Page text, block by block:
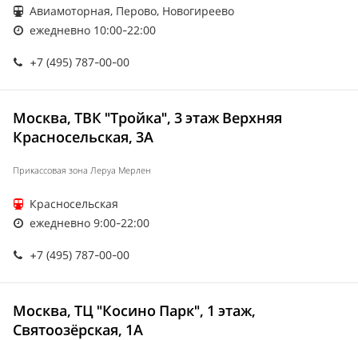
Авиамоторная, Перово, Новогиреево
ежедневно 10:00-22:00
+7 (495) 787-00-00
Москва, ТВК "Тройка", 3 этаж Верхняя
Красносельская, 3А
Прикассовая зона Леруа Мерлен
Красносельская
ежедневно 9:00-22:00
+7 (495) 787-00-00
Москва, ТЦ "Косино Парк", 1 этаж,
Святоозёрская, 1А